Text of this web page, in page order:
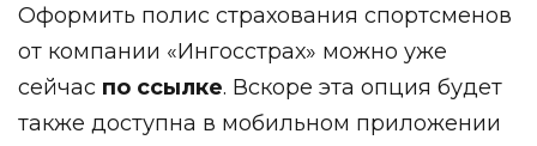
Оформить полис страхования спортсменов
от компании «Ингосстрах» можно уже
сейчас по ссылке. Вскоре эта опция будет
также доступна в мобильном приложении